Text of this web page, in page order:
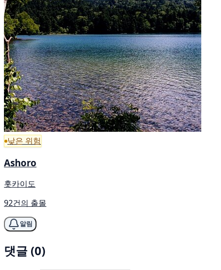
낮은 위험
Ashoro
홋카이도
92건의 출몰
알림
댓글 (0)